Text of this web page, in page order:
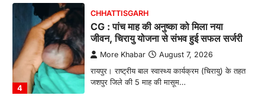
4
CHHATTISGARH
CG : पांच माह की अनुष्का को मिला नया
जीवन, चिरायु योजना से संभव हुई सफल सर्जरी
More Khabar August 7, 2026
रायपुर। राष्ट्रीय बाल स्वास्थ्य कार्यक्रम (चिरायु) के तहत
जशपुर जिले की 5 माह की मासूम…